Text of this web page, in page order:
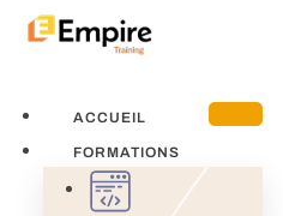
ACCUEIL
FORMATIONS